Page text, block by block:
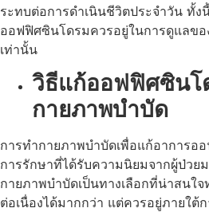
ระทบต่อการดำเนินชีวิตประจำวัน ทั้ง
ออฟฟิศซินโดรมควรอยู่ในการดูแลข
เท่านั้น
วิธีแก้ออฟฟิศซินโ
กายภาพบำบัด
การทำกายภาพบำบัดเพื่อแก้อาการอ
การรักษาที่ได้รับความนิยมจากผู้ป่วย
กายภาพบำบัดเป็นทางเลือกที่น่าสนใ
ต่อเนื่องได้มากกว่า แต่ควรอยู่ภายใต้